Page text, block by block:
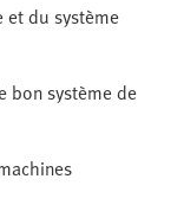
et du système
bon système de